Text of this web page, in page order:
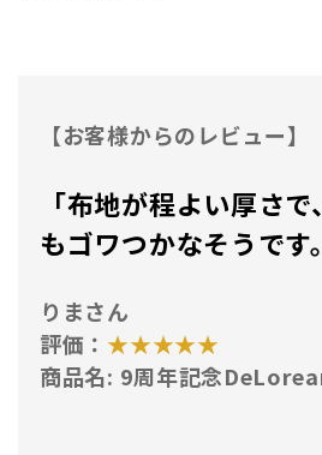
【お客様からのレビュー】
「布地が程よい厚さで
もゴワつかなそうです。
りまさん
評価： ★★★★★
商品名: 9周年記念